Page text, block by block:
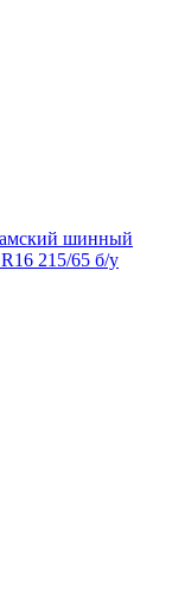
шинный
215/65 б/у